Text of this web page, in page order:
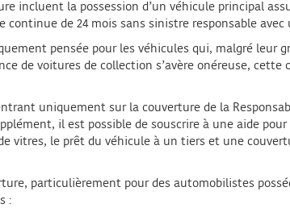
incluent la possession d’un véhicule principal
de 24 mois sans sinistre responsable avec
pensée pour les véhicules qui, malgré leur
de voitures de collection s’avère onéreuse, cette
uniquement sur la couverture de la
il est possible de souscrire à une aide
vitres, le prêt du véhicule à un tiers et une
particulièrement pour des automobilistes
: